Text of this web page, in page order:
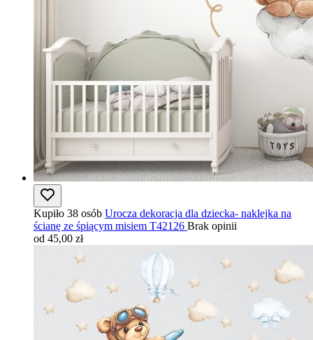
Kupiło 38 osób Urocza dekoracja dla dziecka- naklejka na
ścianę ze śpiącym misiem T42126 Brak opinii
od 45,00 zł